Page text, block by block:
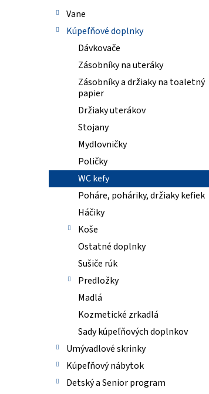
Vane
Kúpeľňové doplnky
Dávkovače
Zásobníky na uteráky
Zásobníky a držiaky na toaletný
papier
Držiaky uterákov
Stojany
Mydlovničky
Poličky
WC kefy
Poháre, poháriky, držiaky kefiek
Háčiky
Koše
Ostatné doplnky
Sušiče rúk
Predložky
Madlá
Kozmetické zrkadlá
Sady kúpeľňových doplnkov
Umývadlové skrinky
Kúpeľňový nábytok
Detský a Senior program